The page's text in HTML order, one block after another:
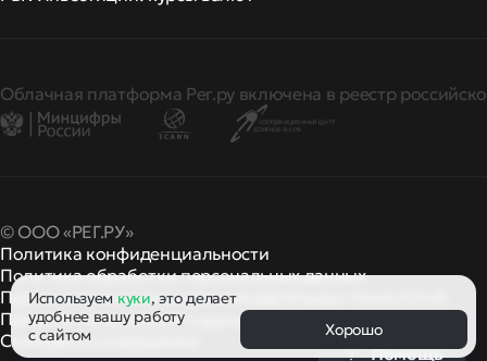
Облачная платформа Рег.ру включена в реестр
© ООО «РЕГ.РУ»
Политика конфиденциальности
Политика обработки персональных данных
Правила применения рекомендательных технологий
Правила пользованияи другие
правила и политики
Сообщить о нарушении
Используем куки, это делает
удобнее вашу работу
с сайтом
Хорошо
Помощь